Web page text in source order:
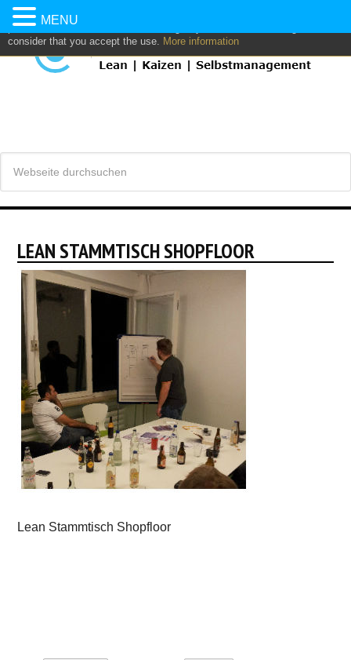
This website uses own and/or third parties cookies to: analyze,
personalize content and/or advertising. If you continue browsing, we
consider that you accept the use. More information
LEAN STAMMTISCH SHOPFLOOR
Lean Stammtisch Shopfloor
MENU